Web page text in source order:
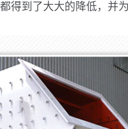
得到了大大的降低，并